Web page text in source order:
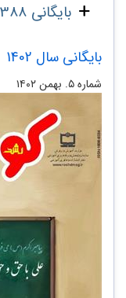
بایگانی 1388
بایگانی سال 1402
شماره ۵. بهمن ۱۴۰۲